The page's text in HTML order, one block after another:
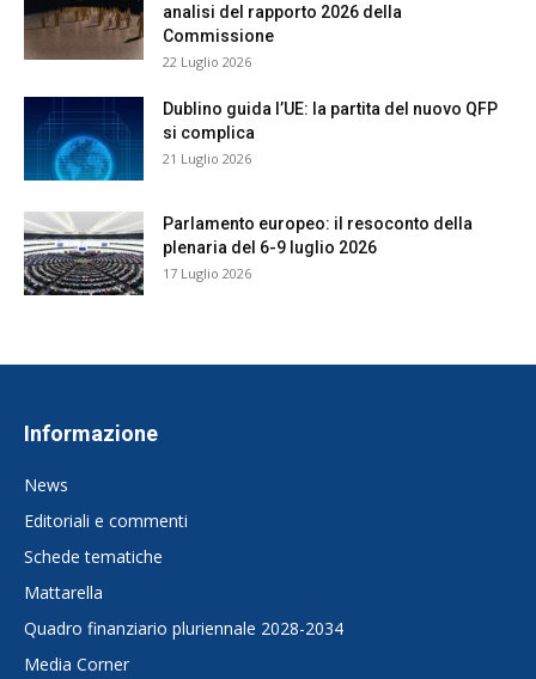
analisi del rapporto 2026 della
Commissione
22 Luglio 2026
Dublino guida l’UE: la partita del nuovo QFP
si complica
21 Luglio 2026
Parlamento europeo: il resoconto della
plenaria del 6-9 luglio 2026
17 Luglio 2026
Informazione
News
Editoriali e commenti
Schede tematiche
Mattarella
Quadro finanziario pluriennale 2028-2034
Media Corner